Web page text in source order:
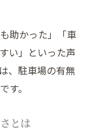
助かった」「車
い」といった声
、駐車場の有無
す。
とは